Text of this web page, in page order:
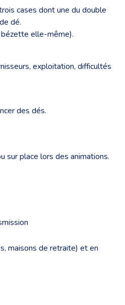
cases dont une du double
dé.
elle-même).
exploitation, difficultés
des dés.
sur place lors des animations.
maisons de retraite) et en